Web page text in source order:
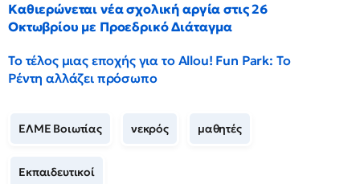
Καθιερώνεται νέα σχολική αργία στις 26
Οκτωβρίου με Προεδρικό Διάταγμα
Το τέλος μιας εποχής για το Allou! Fun Park: Το
Ρέντη αλλάζει πρόσωπο
ΕΛΜΕ Βοιωτίας νεκρός μαθητές
Εκπαιδευτικοί